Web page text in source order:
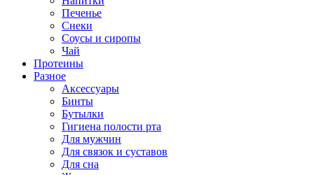
Печенье
Снеки
Соусы и сиропы
Чай
Протеины
Разное
Аксессуары
Бинты
Бутылки
Гигиена полости рта
Для мужчин
Для связок и суставов
Для сна